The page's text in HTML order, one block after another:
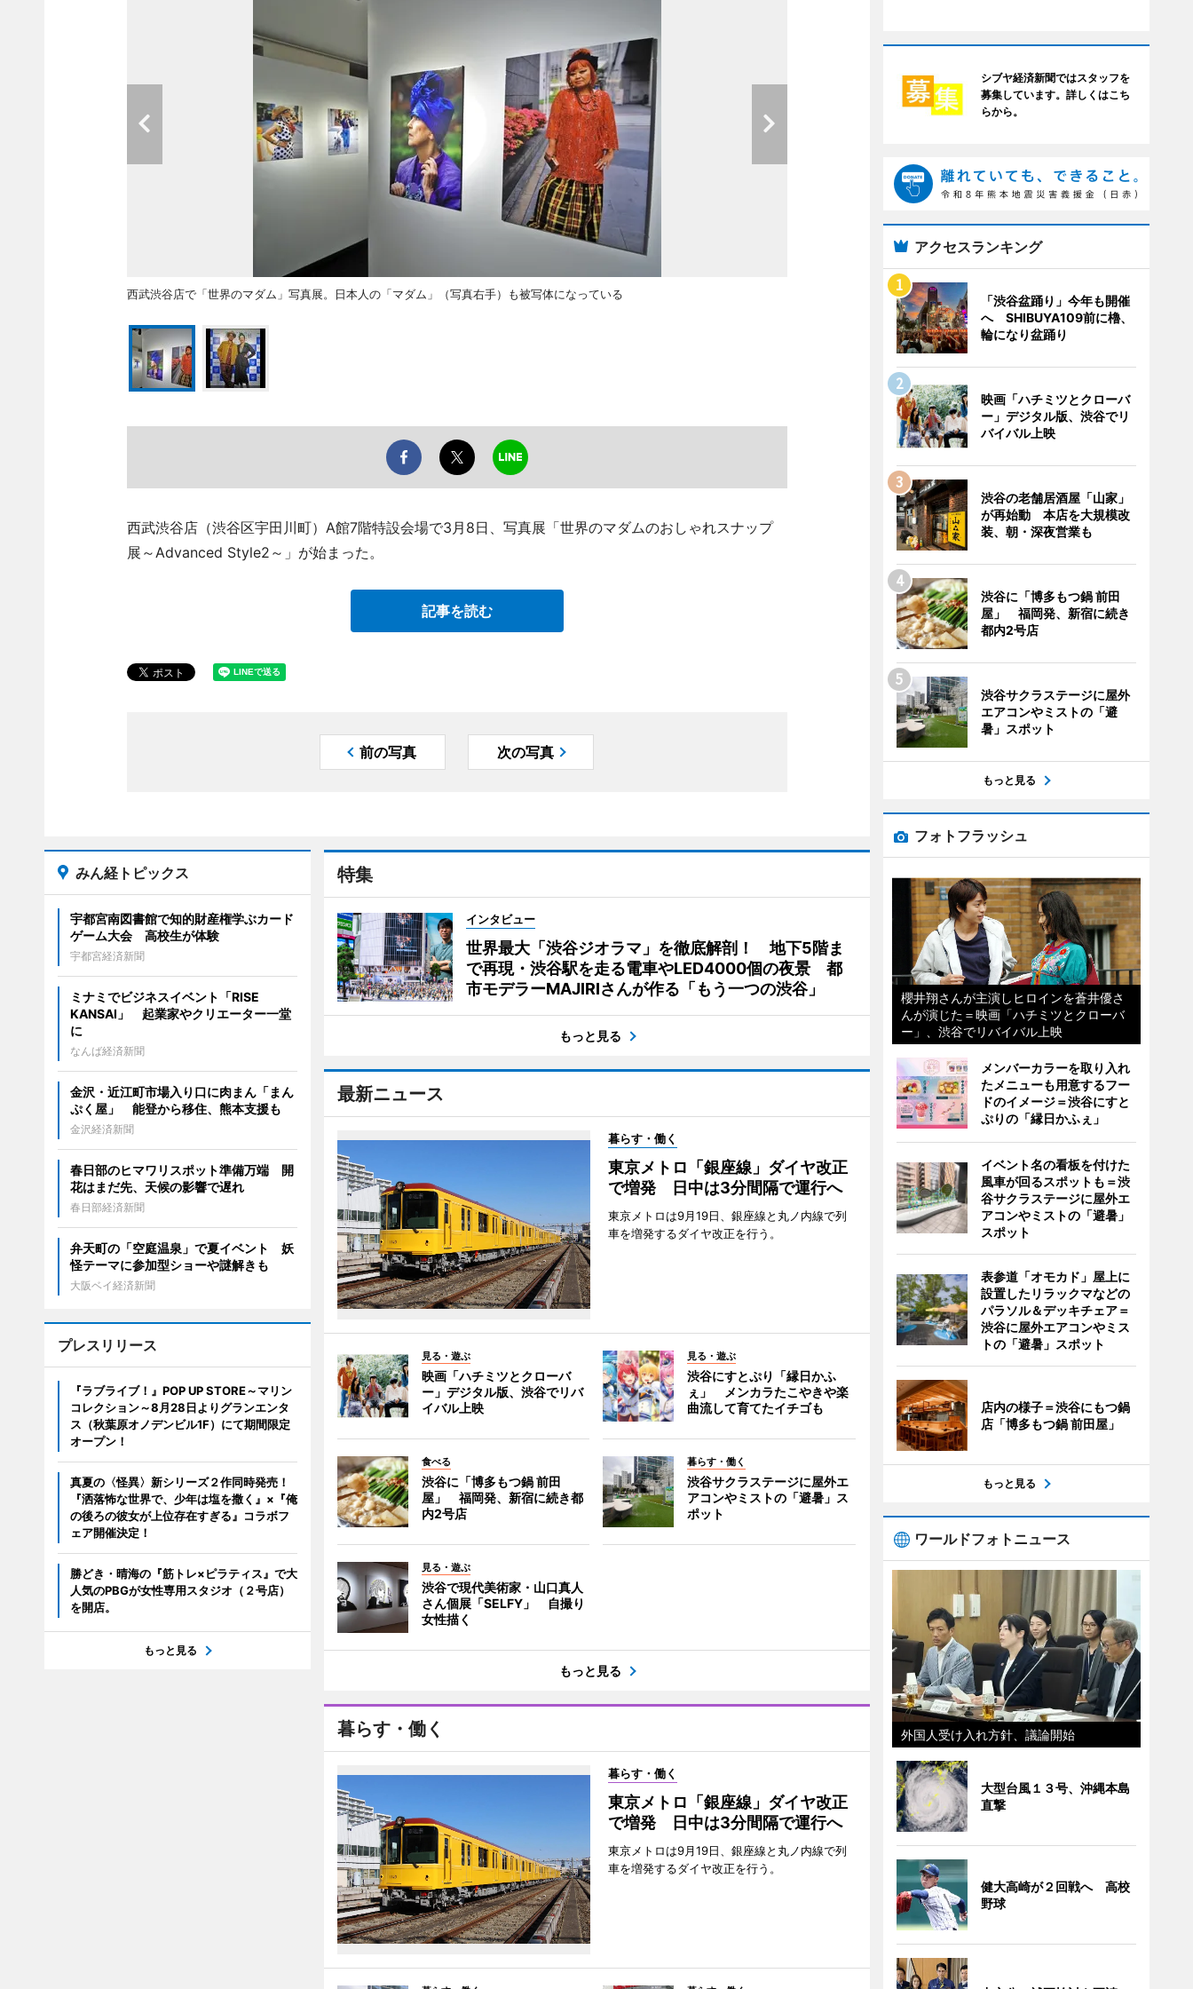
西武渋谷店で「世界のマダム」写真展。日本人の「マダム」（写真右手）も被写体になっている
西武渋谷店（渋谷区宇田川町）A館7階特設会場で3月8日、写真展「世界のマダムのおしゃれスナップ
展～Advanced Style2～」が始まった。
記事を読む
前の写真 次の写真
特集
インタビュー
世界最大「渋谷ジオラマ」を徹底解剖！ 地下5階ま
で再現・渋谷駅を走る電車やLED4000個の夜景 都
市モデラーMAJIRIさんが作る「もう一つの渋谷」
もっと見る
最新ニュース
暮らす・働く
東京メトロ「銀座線」ダイヤ改正
で増発 日中は3分間隔で運行へ
東京メトロは9月19日、銀座線と丸ノ内線で列
車を増発するダイヤ改正を行う。
見る・遊ぶ
映画「ハチミツとクローバ
ー」デジタル版、渋谷でリバ
イバル上映
見る・遊ぶ
渋谷にすとぷり「縁日かふ
ぇ」 メンカラたこやきや楽
曲流して育てたイチゴも
食べる
渋谷に「博多もつ鍋 前田
屋」 福岡発、新宿に続き都
内2号店
暮らす・働く
渋谷サクラステージに屋外エ
アコンやミストの「避暑」ス
ポット
見る・遊ぶ
渋谷で現代美術家・山口真人
さん個展「SELFY」 自撮り
女性描く
もっと見る
暮らす・働く
暮らす・働く
東京メトロ「銀座線」ダイヤ改正
で増発 日中は3分間隔で運行へ
東京メトロは9月19日、銀座線と丸ノ内線で列
車を増発するダイヤ改正を行う。
みん経トピックス
宇都宮南図書館で知的財産権学ぶカード
ゲーム大会 高校生が体験
宇都宮経済新聞
ミナミでビジネスイベント「RISE
KANSAI」 起業家やクリエーター一堂
に
なんば経済新聞
金沢・近江町市場入り口に肉まん「まん
ぷく屋」 能登から移住、熊本支援も
金沢経済新聞
春日部のヒマワリスポット準備万端 開
花はまだ先、天候の影響で遅れ
春日部経済新聞
弁天町の「空庭温泉」で夏イベント 妖
怪テーマに参加型ショーや謎解きも
大阪ベイ経済新聞
プレスリリース
『ラブライブ！』POP UP STORE～マリン
コレクション～8月28日よりグランエンタ
ス（秋葉原オノデンビル1F）にて期間限定
オープン！
真夏の〈怪異〉新シリーズ２作同時発売！
『洒落怖な世界で、少年は塩を撒く』×『俺
の後ろの彼女が上位存在すぎる』コラボフ
ェア開催決定！
勝どき・晴海の『筋トレ×ピラティス』で大
人気のPBGが女性専用スタジオ（２号店）
を開店。
もっと見る
シブヤ経済新聞ではスタッフを
募集しています。詳しくはこち
らから。
アクセスランキング
「渋谷盆踊り」今年も開催
へ SHIBUYA109前に櫓、
輪になり盆踊り
映画「ハチミツとクローバ
ー」デジタル版、渋谷でリ
バイバル上映
渋谷の老舗居酒屋「山家」
が再始動 本店を大規模改
装、朝・深夜営業も
渋谷に「博多もつ鍋 前田
屋」 福岡発、新宿に続き
都内2号店
渋谷サクラステージに屋外
エアコンやミストの「避
暑」スポット
もっと見る
フォトフラッシュ
櫻井翔さんが主演しヒロインを蒼井優さ
んが演じた＝映画「ハチミツとクローバ
ー」、渋谷でリバイバル上映
メンバーカラーを取り入れ
たメニューも用意するフー
ドのイメージ＝渋谷にすと
ぷりの「縁日かふぇ」
イベント名の看板を付けた
風車が回るスポットも＝渋
谷サクラステージに屋外エ
アコンやミストの「避暑」
スポット
表参道「オモカド」屋上に
設置したリラックマなどの
パラソル＆デッキチェア＝
渋谷に屋外エアコンやミス
トの「避暑」スポット
店内の様子＝渋谷にもつ鍋
店「博多もつ鍋 前田屋」
もっと見る
ワールドフォトニュース
外国人受け入れ方針、議論開始
大型台風１３号、沖縄本島
直撃
健大高崎が２回戦へ 高校
野球